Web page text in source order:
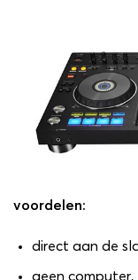
voordelen:
direct aan de
geen